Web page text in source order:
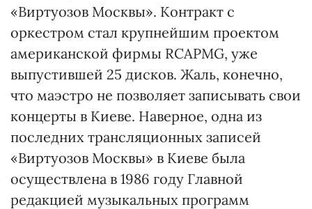
«Виртуозов Москвы». Контракт с
оркестром стал крупнейшим проектом
американской фирмы RCAPMG, уже
выпустившей 25 дисков. Жаль, конечно,
что маэстро не позволяет записывать свои
концерты в Киеве. Наверное, одна из
последних трансляционных записей
«Виртуозов Москвы» в Киеве была
осуществлена в 1986 году Главной
редакцией музыкальных программ